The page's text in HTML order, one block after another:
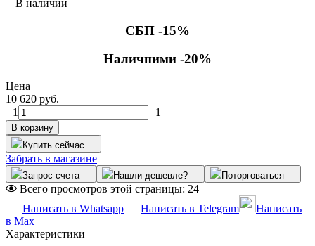
В наличии
СБП -15%
Наличними -20%
Цена
10 620 руб.
1
1
В корзину
Купить сейчас
Забрать в магазине
Запрос счета Нашли дешевле? Поторговаться
Всего просмотров этой страницы: 24
Написать в Whatsapp
Написать в Telegram
Написать
в Max
Характеристики